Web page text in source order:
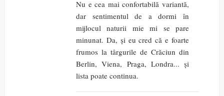
Nu e cea mai confortabilă variantă,
dar sentimentul de a dormi în
mijlocul naturii mie mi se pare
minunat. Da, și eu cred că e foarte
frumos la târgurile de Crăciun din
Berlin, Viena, Praga, Londra... și
lista poate continua.